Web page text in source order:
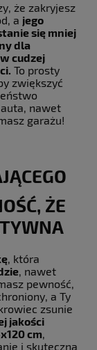
że zakryjesz
a jego
się mniej
dla
cudzej
To prosty
zwiększyć
nawet
garażu!
ŻE
, która
, nawet
pewność,
a Ty
zsunie
jakości
cm,
i skuteczną